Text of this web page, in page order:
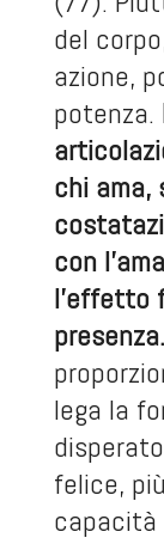
del
azione,
potenza.
chi
con
l’effetto
presenza.
lega la
felice,
capacità